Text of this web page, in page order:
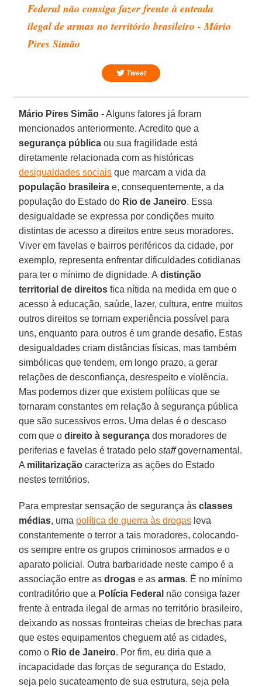
Federal não consiga fazer frente à entrada
ilegal de armas no território brasileiro - Mário
Pires Simão
Tweet
Mário Pires Simão -Alguns fatores já foram
mencionados anteriormente. Acredito que a
segurança pública ou sua fragilidade está
diretamente relacionada com as históricas
desigualdades sociais que marcam a vida da
população brasileira e, consequentemente, a da
população do Estado do Rio de Janeiro. Essa
desigualdade se expressa por condições muito
distintas de acesso a direitos entre seus moradores.
Viver em favelas e bairros periféricos da cidade, por
exemplo, representa enfrentar dificuldades cotidianas
para ter o mínimo de dignidade. A distinção
territorial de direitos fica nítida na medida em que o
acesso à educação, saúde, lazer, cultura, entre muitos
outros direitos se tornam experiência possível para
uns, enquanto para outros é um grande desafio. Estas
desigualdades criam distâncias físicas, mas também
simbólicas que tendem, em longo prazo, a gerar
relações de desconfiança, desrespeito e violência.
Mas podemos dizer que existem políticas que se
tornaram constantes em relação à segurança pública
que são sucessivos erros. Uma delas é o descaso
com que o direito à segurança dos moradores de
periferias e favelas é tratado pelostaffgovernamental.
A militarização caracteriza as ações do Estado
nestes territórios.
Para emprestar sensação de segurança às classes
médias, uma política de guerra às drogas leva
constantemente o terror a tais moradores, colocando-
os sempre entre os grupos criminosos armados e o
aparato policial. Outra barbaridade neste campo é a
associação entre asdrogas e asarmas. É no mínimo
contraditório que a Polícia Federal não consiga fazer
frente à entrada ilegal de armas no território brasileiro,
deixando as nossas fronteiras cheias de brechas para
que estes equipamentos cheguem até as cidades,
como o Rio de Janeiro. Por fim, eu diria que a
incapacidade das forças de segurança do Estado,
seja pelo sucateamento de sua estrutura, seja pela